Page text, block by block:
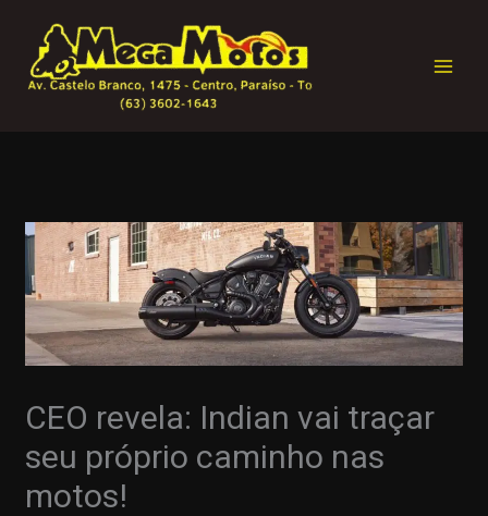
CEO revela: Indian vai traçar
seu próprio caminho nas
motos!